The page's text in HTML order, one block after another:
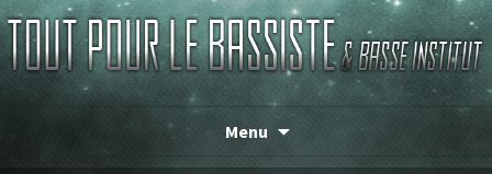
TOUT POUR LE BASSISTE
de basse depuis 1986 !
Menu